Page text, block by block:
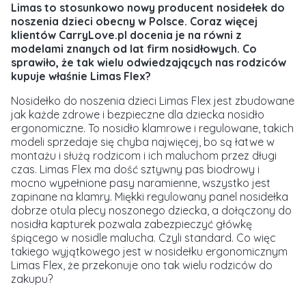
Limas to stosunkowo nowy producent nosidełek do
noszenia dzieci obecny w Polsce. Coraz więcej
klientów CarryLove.pl docenia je na równi z
modelami znanych od lat firm nosidłowych. Co
sprawiło, że tak wielu odwiedzających nas rodziców
kupuje właśnie Limas Flex?
Nosidełko do noszenia dzieci Limas Flex jest zbudowane
jak każde zdrowe i bezpieczne dla dziecka nosidło
ergonomiczne. To nosidło klamrowe i regulowane, takich
modeli sprzedaje się chyba najwięcej, bo są łatwe w
montażu i służą rodzicom i ich maluchom przez długi
czas. Limas Flex ma dość sztywny pas biodrowy i
mocno wypełnione pasy naramienne, wszystko jest
zapinane na klamry. Miękki regulowany panel nosidełka
dobrze otula plecy noszonego dziecka, a dołączony do
nosidła kapturek pozwala zabezpieczyć główkę
śpiącego w nosidle malucha. Czyli standard. Co więc
takiego wyjątkowego jest w nosidełku ergonomicznym
Limas Flex, że przekonuje ono tak wielu rodziców do
zakupu?